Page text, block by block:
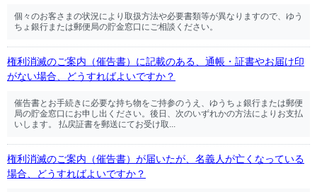
個々のお客さまの状況により取扱方法や必要書類等が異なりますので、ゆう
ちょ銀行または郵便局の貯金窓口にご相談ください。
権利消滅のご案内（催告書）に記載のある、通帳・証書やお届け印
がない場合、どうすればよいですか？
催告書とお手続きに必要な持ち物をご持参のうえ、ゆうちょ銀行または郵便
局の貯金窓口にお申し出ください。後日、次のいずれかの方法によりお支払
いします。 払戻証書を郵送にてお受け取...
権利消滅のご案内（催告書）が届いたが、名義人が亡くなっている
場合、どうすればよいですか？